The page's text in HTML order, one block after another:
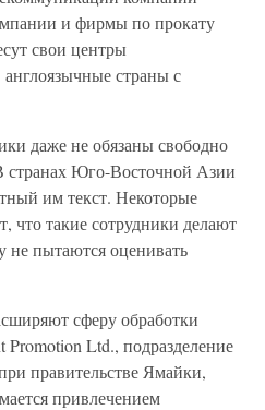
и фирмы по прокату
свои центры
англоязычные страны с
даже не обязаны свободно
странах Юго-Восточной Азии
им текст. Некоторые
что такие сотрудники делают
не пытаются оценивать
сферу обработки
Ltd., подразделение
правительстве Ямайки,
привлечением